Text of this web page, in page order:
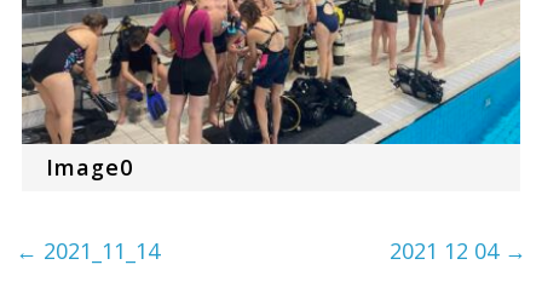
Image0
← 2021_11_14 2021 12 04 →